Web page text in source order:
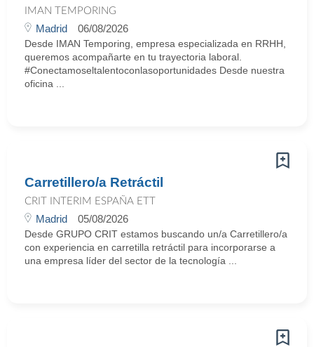
IMAN TEMPORING
Madrid 06/08/2026
Desde IMAN Temporing, empresa especializada en RRHH,
queremos acompañarte en tu trayectoria laboral.
#Conectamoseltalentoconlasoportunidades Desde nuestra
oficina ...
Carretillero/a Retráctil
CRIT INTERIM ESPAÑA ETT
Madrid 05/08/2026
Desde GRUPO CRIT estamos buscando un/a Carretillero/a
con experiencia en carretilla retráctil para incorporarse a
una empresa líder del sector de la tecnología ...